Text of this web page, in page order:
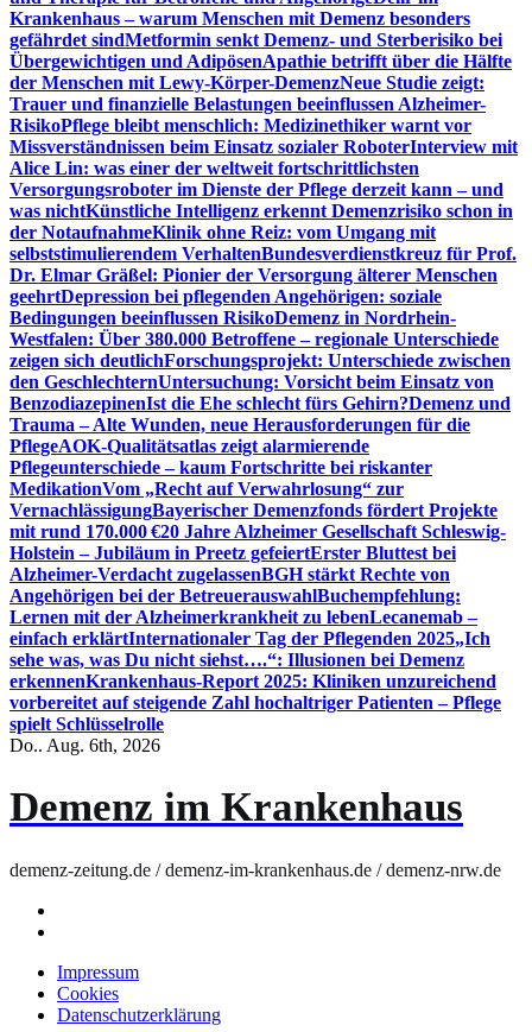
Krankenhaus – warum Menschen mit Demenz besonders
gefährdet sindMetformin senkt Demenz- und Sterberisiko bei
Übergewichtigen und AdipösenApathie betrifft über die Hälfte
der Menschen mit Lewy-Körper-DemenzNeue Studie zeigt:
Trauer und finanzielle Belastungen beeinflussen Alzheimer-
RisikoPflege bleibt menschlich: Medizinethiker warnt vor
Missverständnissen beim Einsatz sozialer RoboterInterview mit
Alice Lin: was einer der weltweit fortschrittlichsten
Versorgungsroboter im Dienste der Pflege derzeit kann – und
was nichtKünstliche Intelligenz erkennt Demenzrisiko schon in
der NotaufnahmeKlinik ohne Reiz: vom Umgang mit
selbststimulierendem VerhaltenBundesverdienstkreuz für Prof.
Dr. Elmar Gräßel: Pionier der Versorgung älterer Menschen
geehrtDepression bei pflegenden Angehörigen: soziale
Bedingungen beeinflussen RisikoDemenz in Nordrhein-
Westfalen: Über 380.000 Betroffene – regionale Unterschiede
zeigen sich deutlichForschungsprojekt: Unterschiede zwischen
den GeschlechternUntersuchung: Vorsicht beim Einsatz von
BenzodiazepinenIst die Ehe schlecht fürs Gehirn?Demenz und
Trauma – Alte Wunden, neue Herausforderungen für die
PflegeAOK-Qualitätsatlas zeigt alarmierende
Pflegeunterschiede – kaum Fortschritte bei riskanter
MedikationVom „Recht auf Verwahrlosung“ zur
VernachlässigungBayerischer Demenzfonds fördert Projekte
mit rund 170.000 €20 Jahre Alzheimer Gesellschaft Schleswig-
Holstein – Jubiläum in Preetz gefeiertErster Bluttest bei
Alzheimer-Verdacht zugelassenBGH stärkt Rechte von
Angehörigen bei der BetreuerauswahlBuchempfehlung:
Lernen mit der Alzheimerkrankheit zu lebenLecanemab –
einfach erklärtInternationaler Tag der Pflegenden 2025„Ich
sehe was, was Du nicht siehst….“: Illusionen bei Demenz
erkennenKrankenhaus-Report 2025: Kliniken unzureichend
vorbereitet auf steigende Zahl hochaltriger Patienten – Pflege
spielt Schlüsselrolle
Do.. Aug. 6th, 2026
Demenz im Krankenhaus
demenz-zeitung.de / demenz-im-krankenhaus.de / demenz-nrw.de
Impressum
Cookies
Datenschutzerklärung